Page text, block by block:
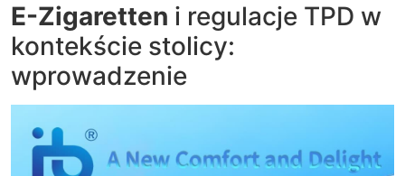
E-Zigaretten i regulacje TPD w
kontekście stolicy:
wprowadzenie